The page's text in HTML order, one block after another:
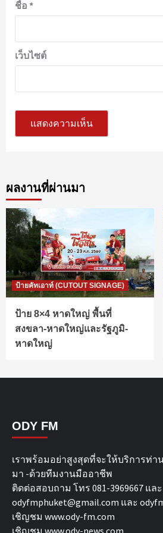
ชื่อ *
เว็บไซต์
ผลงานที่ผ่านมา
ป้ายคัทเอาท์ (CUTOUT SIGNAGE)
ป้าย 8×4 หาดใหญ่ พื้นที่
สงขลา-หาดใหญ่และรัฐภูมิ-
หาดใหญ่
ODY FM
เราพร้อมอย่าสูงสุดที่จะให้บริการท่า
มา -ด้วยทีมงานมืออาชีพ
ติดต่อสอบถาม โทร 081-3969667 และ
odyfmphuket@gmail.com และ
เชิญชม www.ody-fm.com
เชิญชม www.ody-news.com